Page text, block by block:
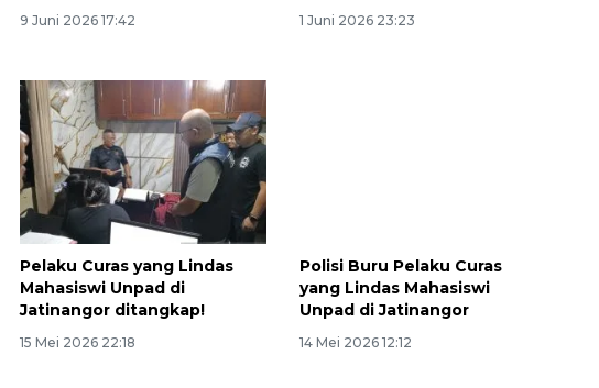
9 Juni 2026 17:42 1 Juni 2026 23:23
Pelaku Curas yang Lindas
Mahasiswi Unpad di
Jatinangor ditangkap!
15 Mei 2026 22:18
Polisi Buru Pelaku Curas
yang Lindas Mahasiswi
Unpad di Jatinangor
14 Mei 2026 12:12